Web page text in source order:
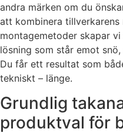
andra märken om du
att kombinera
montagemetoder skapar
lösning som står emot
Du får ett resultat som
tekniskt – länge.
Grundlig
produktval för